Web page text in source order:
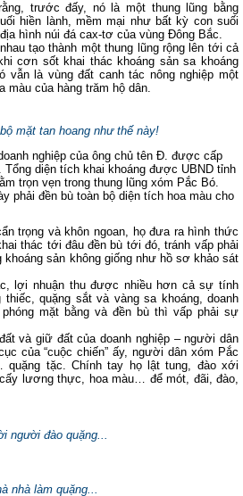
trước đấy, nó là một thung lũng bằng
hiền lành, mềm mại như bất kỳ con suối
hình núi đá cax-tơ của vùng Đông Bắc.
tạo thành một thung lũng rộng lên tới cả
cơn sốt khai thác khoáng sản sa khoáng
vẫn là vùng đất canh tác nông nghiệp một
màu của hàng trăm hộ dân.
mặt tan hoang như thế này!
nghiệp của ông chủ tên Đ. được cấp
Tổng diện tích khai khoáng được UBND tỉnh
trọn vẹn trong thung lũng xóm Pắc Bó.
phải đền bù toàn bộ diện tích hoa màu cho
trọng và khôn ngoan, họ đưa ra hình thức
thác tới đâu đền bù tới đó, tránh vấp phải
khoáng sản không giống như hồ sơ khảo sát
lợi nhuận thu được nhiều hơn cả sự tính
thiếc, quặng sắt và vàng sa khoáng, doanh
mặt bằng và đền bù thì vấp phải sự
và giữ đất của doanh nghiệp – người dân
của “cuộc chiến” ấy, người dân xóm Pắc
quặng tặc. Chính tay họ lật tung, đào xới
lương thực, hoa màu… để mót, đãi, đào,
người đào quặng...
nhà làm quặng...